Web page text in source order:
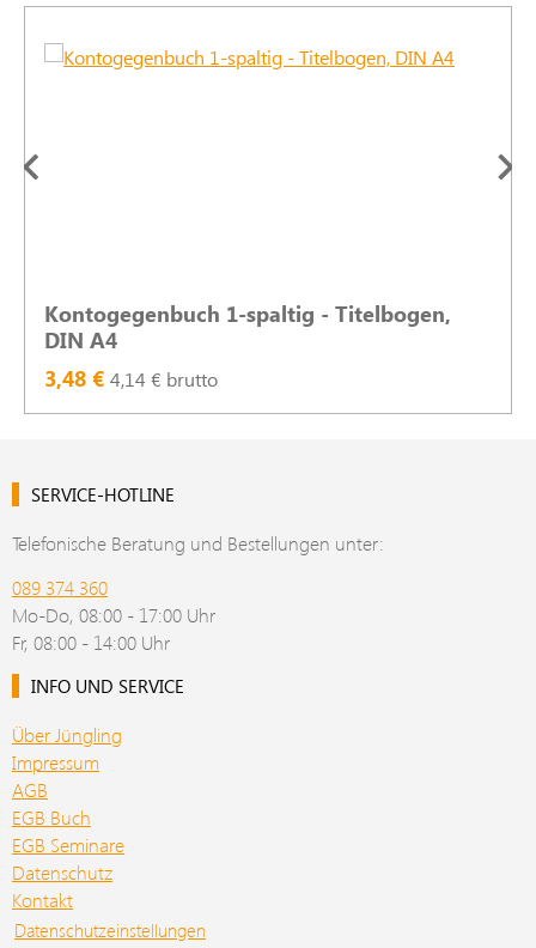
Kontogegenbuch 1-spaltig - Titelbogen,
DIN A4
3,48 € 4,14 € brutto
SERVICE-HOTLINE
Telefonische Beratung und Bestellungen unter:
089 374 360
Mo-Do, 08:00 - 17:00 Uhr
Fr, 08:00 - 14:00 Uhr
INFO UND SERVICE
Über Jüngling
Impressum
AGB
EGB Buch
EGB Seminare
Datenschutz
Kontakt
Datenschutzeinstellungen